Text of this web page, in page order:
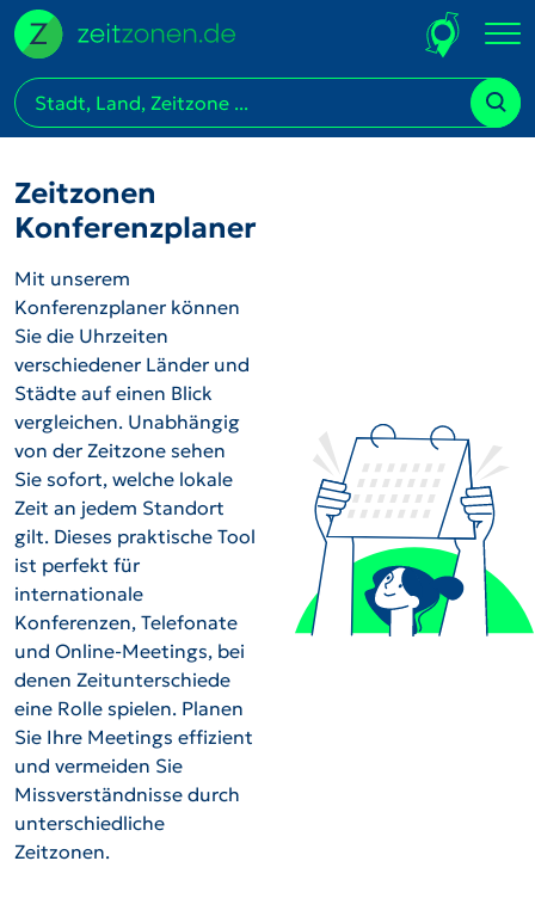
Zeitzonen
Konferenzplaner
Mit unserem
Konferenzplaner können
Sie die Uhrzeiten
verschiedener Länder und
Städte auf einen Blick
vergleichen. Unabhängig
von der Zeitzone sehen
Sie sofort, welche lokale
Zeit an jedem Standort
gilt. Dieses praktische Tool
ist perfekt für
internationale
Konferenzen, Telefonate
und Online-Meetings, bei
denen Zeitunterschiede
eine Rolle spielen. Planen
Sie Ihre Meetings effizient
und vermeiden Sie
Missverständnisse durch
unterschiedliche
Zeitzonen.